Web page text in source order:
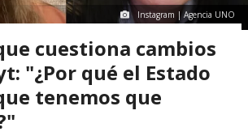
Instagram | Agencia UNO
cuestiona cambios
"¿Por qué el Estado
tenemos que